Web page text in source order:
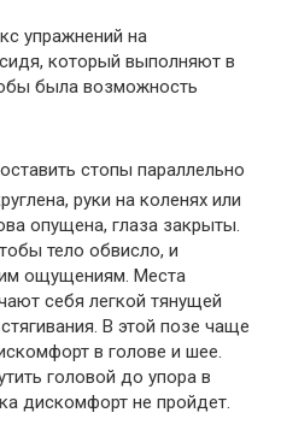
упражнений на
который выполняют в
была возможность
стопы параллельно
руки на коленях или
опущена, глаза закрыты.
тело обвисло, и
ощущениям. Места
себя легкой тянущей
В этой позе чаще
в голове и шее.
головой до упора в
дискомфорт не пройдет.